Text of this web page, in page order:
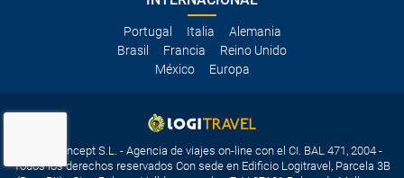
Portugal Italia
Alemania
Brasil
Francia
Reino Unido
México
Europa
Travelconcept S.L. - Agencia de viajes on-line con el CI. BAL 471, 2004 -
Todos los derechos reservados Con sede en Edificio Logitravel, Parcela 3B